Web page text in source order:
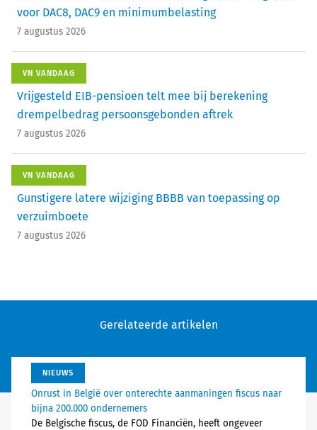
voor DAC8, DAC9 en minimumbelasting
7 augustus 2026
VN VANDAAG
Vrijgesteld EIB-pensioen telt mee bij berekening
drempelbedrag persoonsgebonden aftrek
7 augustus 2026
VN VANDAAG
Gunstigere latere wijziging BBBB van toepassing op
verzuimboete
7 augustus 2026
Gerelateerde artikelen
NIEUWS
Onrust in België over onterechte aanmaningen fiscus naar
bijna 200.000 ondernemers
De Belgische fiscus, de FOD Financiën, heeft ongeveer